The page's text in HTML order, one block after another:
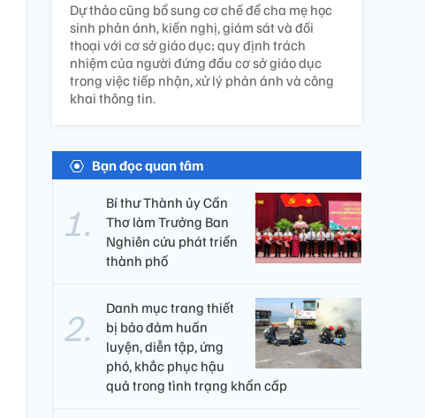
Dự thảo cũng bổ sung cơ chế để cha mẹ học
sinh phản ánh, kiến nghị, giám sát và đối
thoại với cơ sở giáo dục; quy định trách
nhiệm của người đứng đầu cơ sở giáo dục
trong việc tiếp nhận, xử lý phản ánh và công
khai thông tin.
Bạn đọc quan tâm
Bí thư Thành ủy Cần
Thơ làm Trưởng Ban
Nghiên cứu phát triển
thành phố
Danh mục trang thiết
bị bảo đảm huấn
luyện, diễn tập, ứng
phó, khắc phục hậu
quả trong tình trạng khẩn cấp